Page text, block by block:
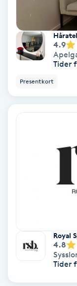
Hårförlängning
Hårvård
Hälsprickor
IR-massage
Japansk massage
4.9
Tider
Presentkort
Royal
4.8
Tider